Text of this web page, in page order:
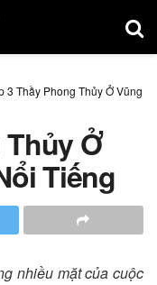
3 Thầy Phong Thủy Ở Vũng
Ở
Tiếng
nhiều mặt của cuộc